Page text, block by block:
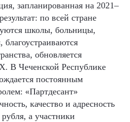
запланированная на 2021–
по всей стране
школы, больницы,
обновляется
В Чеченской Республике
постоянным
«Партдесант»
качество и адресность
а участники